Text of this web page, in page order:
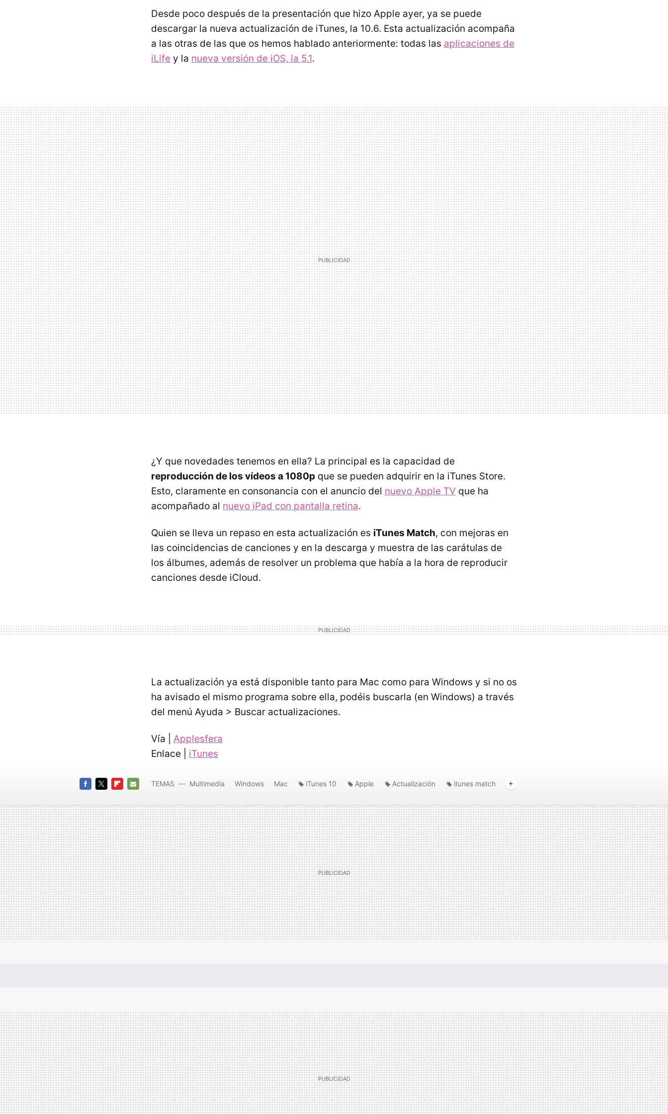
Desde poco después de la presentación que hizo Apple ayer, ya se puede
descargar la nueva actualización de iTunes, la 10.6. Esta actualización acompaña
a las otras de las que os hemos hablado anteriormente: todas las aplicaciones de
iLife y la nueva versión de iOS, la 5.1.
¿Y que novedades tenemos en ella? La principal es la capacidad de
reproducción de los vídeos a 1080p que se pueden adquirir en la iTunes Store.
Esto, claramente en consonancia con el anuncio del nuevo Apple TV que ha
acompañado al nuevo iPad con pantalla retina.
Quien se lleva un repaso en esta actualización es iTunes Match, con mejoras en
las coincidencias de canciones y en la descarga y muestra de las carátulas de
los álbumes, además de resolver un problema que había a la hora de reproducir
canciones desde iCloud.
La actualización ya está disponible tanto para Mac como para Windows y si no os
ha avisado el mismo programa sobre ella, podéis buscarla (en Windows) a través
del menú Ayuda > Buscar actualizaciones.
Vía | Applesfera
Enlace | iTunes
MAIL
TEMAS Multimedia Windows Mac iTunes 10 Apple Actualización itunes match